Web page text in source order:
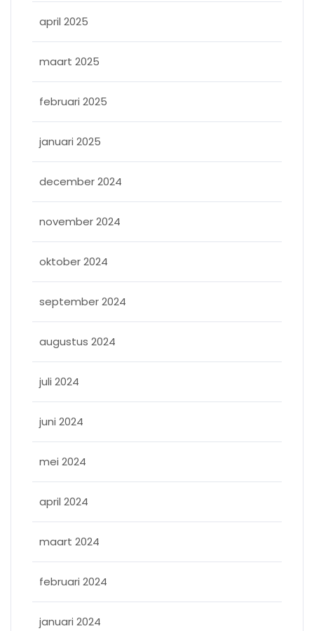
april 2025
maart 2025
februari 2025
januari 2025
december 2024
november 2024
oktober 2024
september 2024
augustus 2024
juli 2024
juni 2024
mei 2024
april 2024
maart 2024
februari 2024
januari 2024